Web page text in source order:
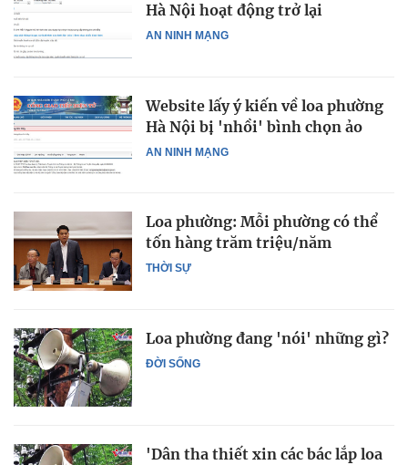
AN NINH MẠNG
Hà Nội hoạt động trở lại
AN NINH MẠNG
Website lấy ý kiến về loa phường
Hà Nội bị 'nhồi' bình chọn ảo
THỜI SỰ
Loa phường: Mỗi phường có thể
tốn hàng trăm triệu/năm
ĐỜI SỐNG
Loa phường đang 'nói' những gì?
'Dân tha thiết xin các bác lắp loa